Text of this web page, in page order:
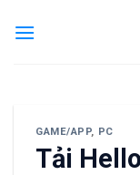
GAME/APP, PC
Tải